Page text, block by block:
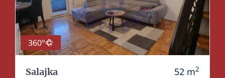
360°
Salajka 52 m2